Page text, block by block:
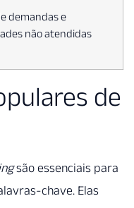
demandas e
não atendidas
de
são essenciais para
chave. Elas